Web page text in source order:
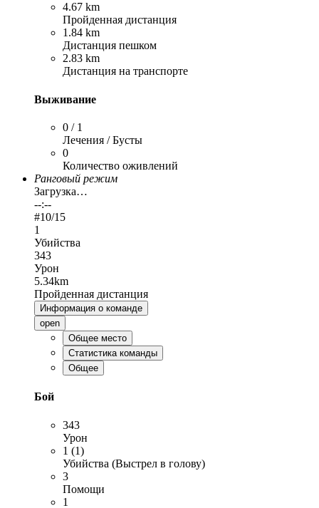
4.67 km
Пройденная дистанция
1.84 km
Дистанция пешком
2.83 km
Дистанция на транспорте
Выживание
0 / 1
Лечения / Бусты
0
Количество оживлений
Ранговый режим
Загрузка…
--:--
#10/15
1
Убийства
343
Урон
5.34km
Пройденная дистанция
Информация о команде
open
Общее место
Статистика команды
Общее
Бой
343
Урон
1 (1)
Убийства (Выстрел в голову)
3
Помощи
1